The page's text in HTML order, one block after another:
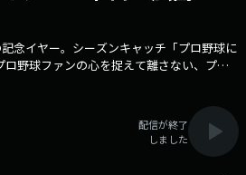
念イヤー。シーズンキャッチ「プロ野球に
ロ野球ファンの心を捉えて離さない、プロ
します。 中日×広島 5回戦 ～バンテ
合終了まで中継しますメールアドレス：
ページはこちら twitterハッシュタグは
アカウントは「@showup1242」
配信が終了
しました